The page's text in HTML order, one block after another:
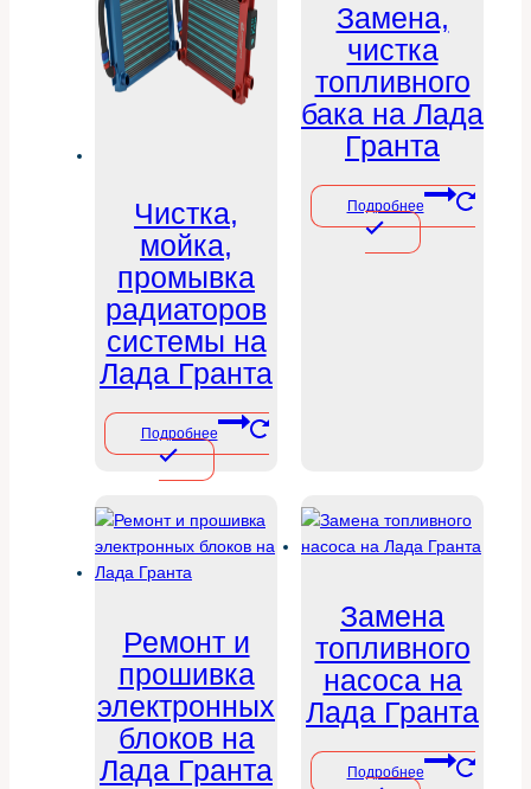
Чистка,
мойка,
промывка
радиаторов
системы на
Лада Гранта
Подробнее
Замена,
чистка
топливного
бака на Лада
Гранта
Подробнее
Ремонт и
прошивка
электронных
блоков на
Лада Гранта
Замена
топливного
насоса на
Лада Гранта
Подробнее